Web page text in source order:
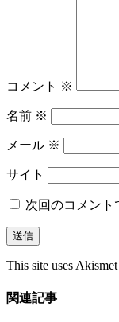
コメント ※
名前 ※
メール ※
サイト
次回のコメント
This site uses
関連記事